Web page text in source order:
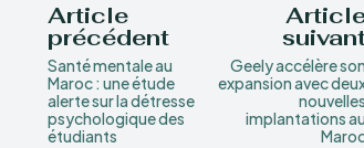
Article
précédent
Santé mentale au
Maroc : une étude
alerte sur la détresse
psychologique des
étudiants
Geely accélère son
expansion avec
nouvelles
implantations au